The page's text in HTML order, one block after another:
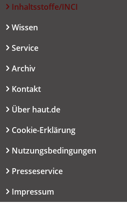
Inhaltsstoffe/INCI
Wissen
Service
Archiv
Kontakt
Über haut.de
Cookie-Erklärung
Nutzungsbedingungen
Presseservice
Impressum